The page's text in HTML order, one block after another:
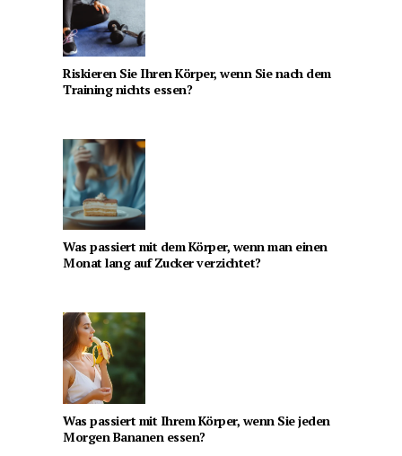
Riskieren Sie Ihren Körper, wenn Sie nach dem
Training nichts essen?
Was passiert mit dem Körper, wenn man einen
Monat lang auf Zucker verzichtet?
Was passiert mit Ihrem Körper, wenn Sie jeden
Morgen Bananen essen?